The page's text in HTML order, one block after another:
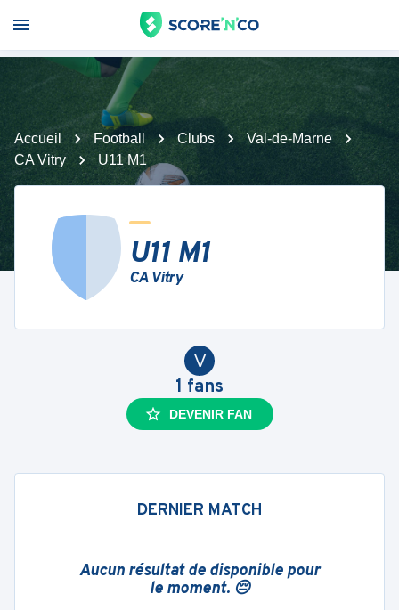
Accueil Football Clubs
Val-de-Marne
CA Vitry
U11 M1
U11 M1
CA Vitry
V
1 fans
DEVENIR FAN
DERNIER MATCH
Aucun résultat de disponible pour
le moment. 😔